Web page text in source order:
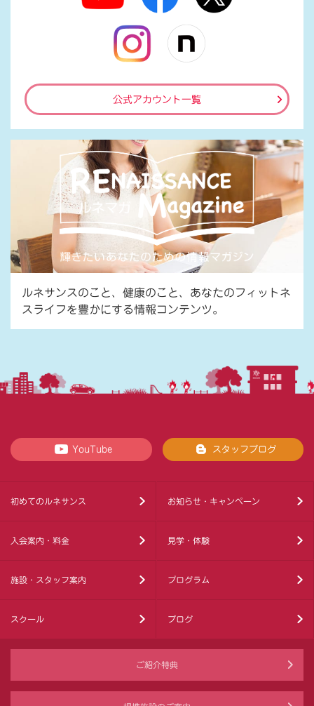
公式アカウント一覧
ルネサンスのこと、健康のこと、あなたのフィットネ
スライフを豊かにする情報コンテンツ。
YouTube スタッフブログ
初めてのルネサンス お知らせ・キャンペーン
入会案内・料金 見学・体験
施設・スタッフ案内 プログラム
スクール ブログ
ご紹介特典